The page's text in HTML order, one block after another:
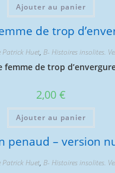
Ajouter au panier
Patrick Huet, B- Histoires insolites.
femme de trop
2,00 €
Ajouter au panier
Patrick Huet, B- Histoires insolites.